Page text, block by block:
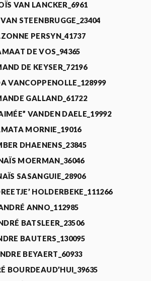
VAN LANCKER_6961
STEENBRUGGE_23404
PERSYN_41737
DE VOS_94365
DE KEYSER_72196
VANCOPPENOLLE_128999
GALLAND_61722
VANDEN DAELE_19992
MORNIE_19016
DHAENENS_23845
MOERMAN_36046
SASANGUIE_28906
HOLDERBEKE_111266
ANNO_112985
BATSLEER_23506
BAUTERS_130095
BEYAERT_60933
BOURDEAUD’HUI_39635